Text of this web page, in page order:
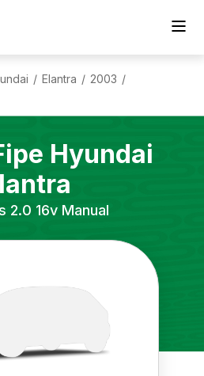
/ Elantra / 2003 /
Hyundai
2.0 16v Manual